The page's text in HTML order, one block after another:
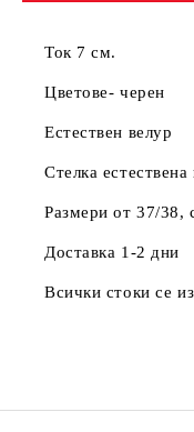
Ток 7 см.
Цветове- черен
Естествен велур
Стелка естествена
Размери от 37/38,
Доставка 1-2 дни
Всички стоки се